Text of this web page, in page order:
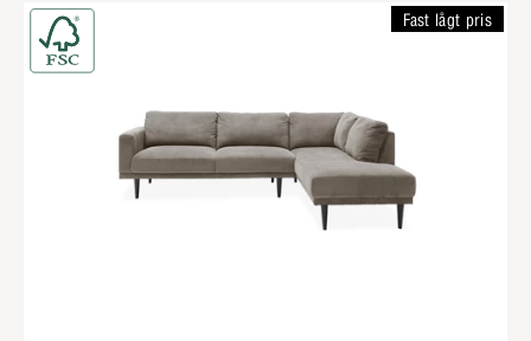
Fast lågt pris